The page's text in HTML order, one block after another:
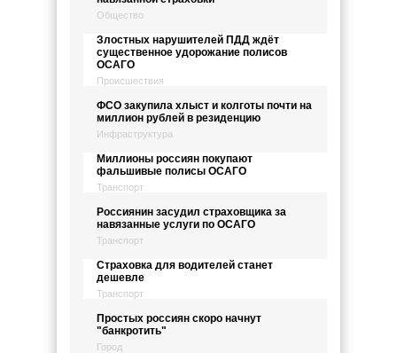
Общество
Злостных нарушителей ПДД ждёт
существенное удорожание полисов
ОСАГО
Происшествия
ФСО закупила хлыст и колготы почти на
миллион рублей в резиденцию
Инфраструктура
Миллионы россиян покупают
фальшивые полисы ОСАГО
Транспорт
Россиянин засудил страховщика за
навязанные услуги по ОСАГО
Транспорт
Страховка для водителей станет
дешевле
Транспорт
Простых россиян скоро начнут
"банкротить"
Город